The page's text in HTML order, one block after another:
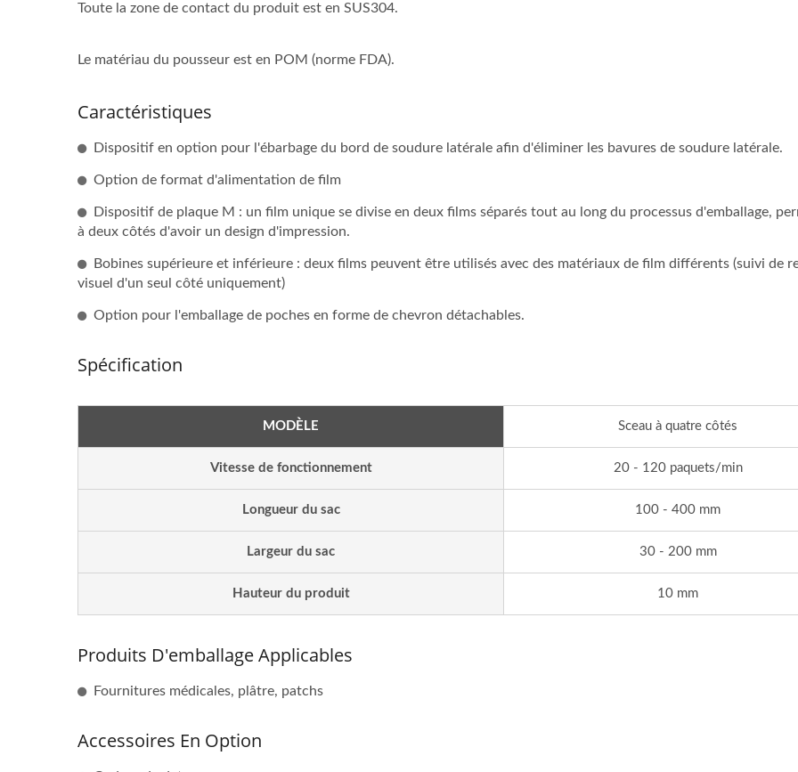
Toute la zone de contact du produit est en SUS304.
Le matériau du pousseur est en POM (norme FDA).
Caractéristiques
Dispositif en option pour l'ébarbage du bord de soudure latérale afin d'éliminer les bavures de soudure latérale.
Option de format d'alimentation de film
Dispositif de plaque M : un film unique se divise en deux films séparés tout au long du processus d'emballage,
à deux côtés d'avoir un design d'impression.
Bobines supérieure et inférieure : deux films peuvent être utilisés avec des matériaux de film différents (suivi de
visuel d'un seul côté uniquement)
Option pour l'emballage de poches en forme de chevron détachables.
Spécification
MODÈLE Sceau à quatre côtés
Vitesse de fonctionnement 20 - 120 paquets/min
Longueur du sac 100 - 400 mm
Largeur du sac 30 - 200 mm
Hauteur du produit 10 mm
Produits D'emballage Applicables
Fournitures médicales, plâtre, patchs
Accessoires En Option
Ligne D'emballage
Automatisée De Bâtonnets
De Gélatine Chaude
Emballage De Groupe De
Machine D'emballage De
Ligne D'emballage
Automatisée De
De Gélatine